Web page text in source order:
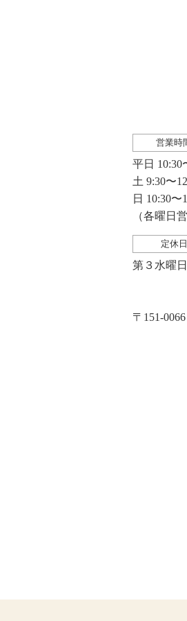
営業時
平日 10:30
土 9:30〜
日 10:30〜
（各曜日
定休日
第３水曜日
〒151-0066